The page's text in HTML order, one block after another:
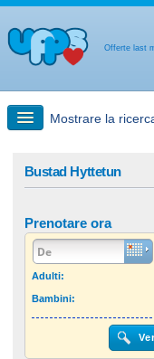
Offerte last
Mostrare la
Offerta last
Altro paese
Bustad Hyttetun
Prenotare ora
Adulti:
Bambini: